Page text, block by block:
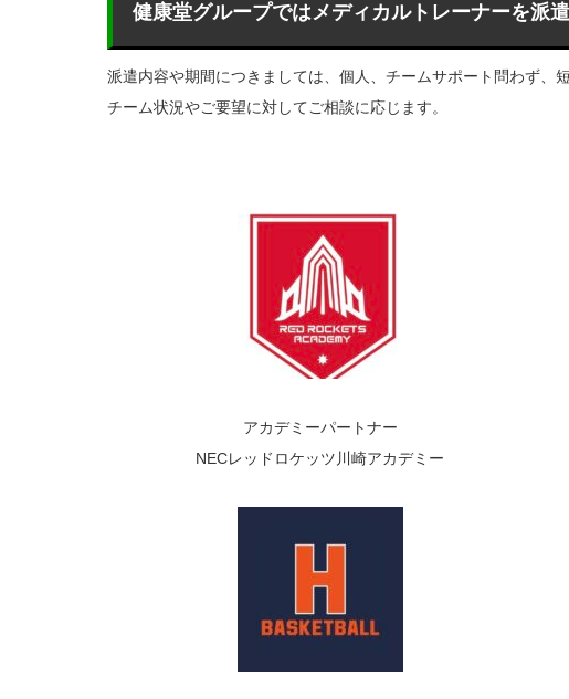
健康堂グループではメディカルトレーナーを派
派遣内容や期間につきましては、個人、チームサポート問わず、
チーム状況やご要望に対してご相談に応じます。
アカデミーパートナー
NECレッドロケッツ川崎アカデミー